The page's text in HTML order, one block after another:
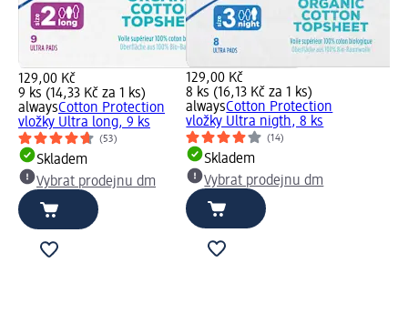
129,00 Kč
9 ks (14,33 Kč za 1 ks)
alwaysCotton Protection
vložky Ultra long, 9 ks
(53)
Skladem
Vybrat prodejnu dm
129,00 Kč
8 ks (16,13 Kč za 1 ks)
alwaysCotton Protection
vložky Ultra nigth, 8 ks
(14)
Skladem
Vybrat prodejnu dm